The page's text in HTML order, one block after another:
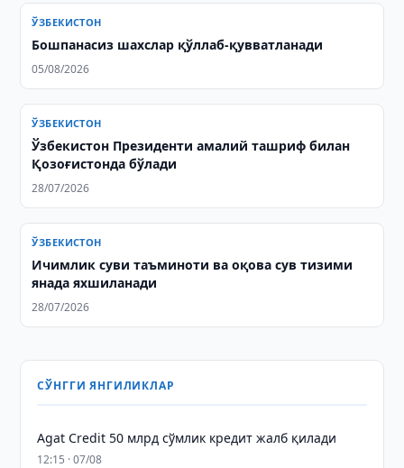
ЎЗБЕКИСТОН
Бошпанасиз шахслар қўллаб-қувватланади
05/08/2026
ЎЗБЕКИСТОН
Ўзбекистон Президенти амалий ташриф билан
Қозоғистонда бўлади
28/07/2026
ЎЗБЕКИСТОН
Ичимлик суви таъминоти ва оқова сув тизими
янада яхшиланади
28/07/2026
СЎНГГИ ЯНГИЛИКЛАР
Agat Credit 50 млрд сўмлик кредит жалб қилади
12:15 · 07/08